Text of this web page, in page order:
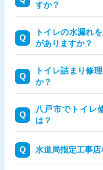
すか？
トイレの水漏れ
がありますか？
トイレ詰まり修
か？
八戸市でトイレ
は？
水道局指定工事